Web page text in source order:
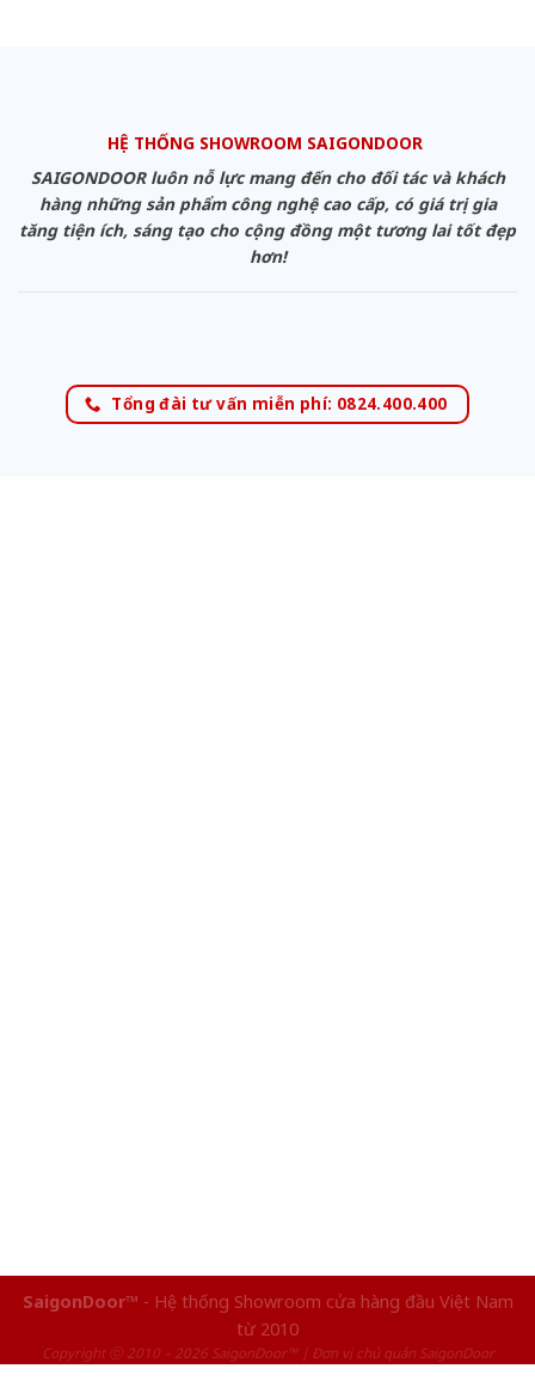
HỆ THỐNG SHOWROOM SAIGONDOOR
SAIGONDOOR luôn nỗ lực mang đến cho đối tác và khách
hàng những sản phẩm công nghệ cao cấp, có giá trị gia
tăng tiện ích, sáng tạo cho cộng đồng một tương lai tốt đẹp
hơn!
Tổng đài tư vấn miễn phí: 0824.400.400
SaigonDoor™ - Hệ thống Showroom cửa hàng đầu Việt Nam
từ 2010
Copyright ⓒ 2010 – 2026 SaigonDoor™ | Đơn vị chủ quản SaigonDoor